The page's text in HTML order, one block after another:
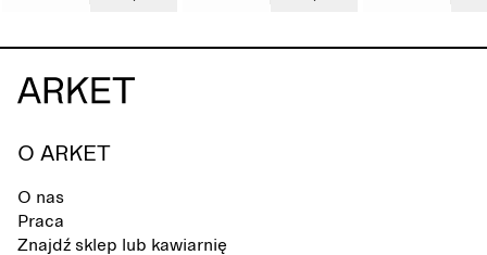
O ARKET
O nas
Praca
Znajdź sklep lub kawiarnię